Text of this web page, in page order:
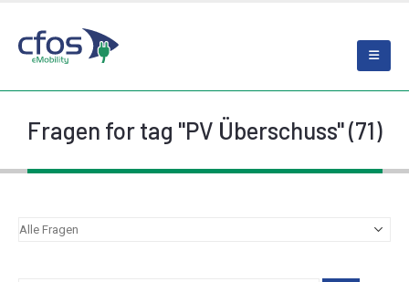
Fragen for tag "PV Überschuss" (71)